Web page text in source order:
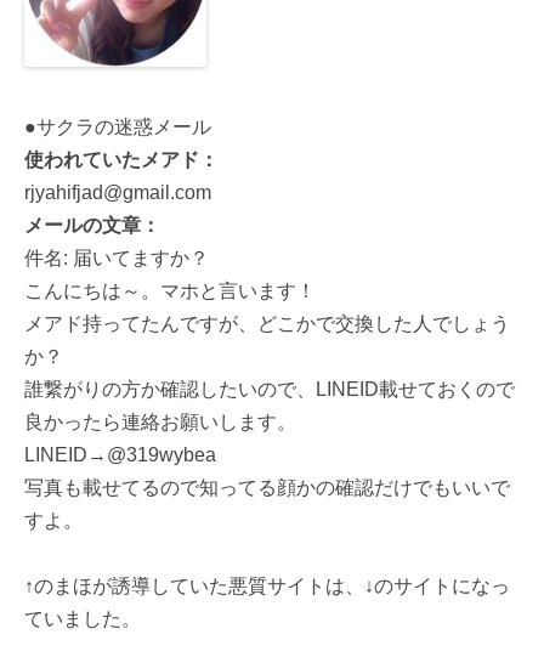
●サクラの迷惑メール
使われていたメアド：
rjyahifjad@gmail.com
メールの文章：
件名: 届いてますか？
こんにちは～。マホと言います！
メアド持ってたんですが、どこかで交換した人でしょう
か？
誰繋がりの方か確認したいので、LINEID載せておくので
良かったら連絡お願いします。
LINEID→@319wybea
写真も載せてるので知ってる顔かの確認だけでもいいで
すよ。
↑のまほが誘導していた悪質サイトは、↓のサイトになっ
ていました。